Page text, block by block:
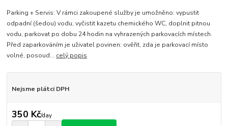
Parking + Servis: V rámci zakoupené služby je umožněno: vypustit
odpadní (šedou) vodu, vyčistit kazetu chemického WC, doplnit pitnou
vodu, parkovat po dobu 24 hodin na vyhrazených parkovacích místech.
Před zaparkováním je uživatel povinen: ověřit, zda je parkovací místo
volné, posoud... celý popis
Nejsme plátci DPH
350 Kč/day